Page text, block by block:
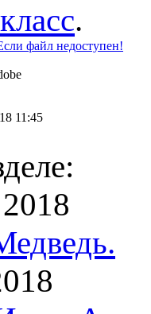
.
файл недоступен!
11:45